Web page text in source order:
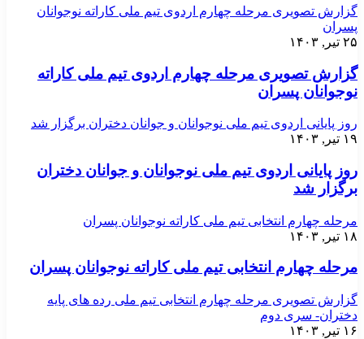
گزارش تصویری مرحله چهارم اردوی تیم ملی کاراته نوجوانان
پسران
۲۵ تیر, ۱۴۰۳
گزارش تصویری مرحله چهارم اردوی تیم ملی کاراته
نوجوانان پسران
روز پایانی اردوی تیم ملی نوجوانان و جوانان دختران برگزار شد
۱۹ تیر, ۱۴۰۳
روز پایانی اردوی تیم ملی نوجوانان و جوانان دختران
برگزار شد
مرحله چهارم انتخابی تیم ملی کاراته نوجوانان پسران
۱۸ تیر, ۱۴۰۳
مرحله چهارم انتخابی تیم ملی کاراته نوجوانان پسران
گزارش تصویری مرحله چهارم انتخابی تیم ملی رده های پایه
دختران- سری دوم
۱۶ تیر, ۱۴۰۳